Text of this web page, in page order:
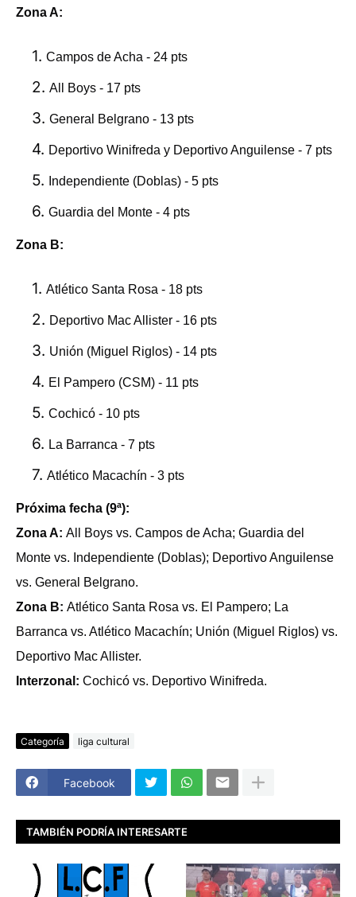
Zona A:
Campos de Acha - 24 pts
All Boys - 17 pts
General Belgrano - 13 pts
Deportivo Winifreda y Deportivo Anguilense - 7 pts
Independiente (Doblas) - 5 pts
Guardia del Monte - 4 pts
Zona B:
Atlético Santa Rosa - 18 pts
Deportivo Mac Allister - 16 pts
Unión (Miguel Riglos) - 14 pts
El Pampero (CSM) - 11 pts
Cochicó - 10 pts
La Barranca - 7 pts
Atlético Macachín - 3 pts
Próxima fecha (9ª):
Zona A: All Boys vs. Campos de Acha; Guardia del
Monte vs. Independiente (Doblas); Deportivo Anguilense
vs. General Belgrano.
Zona B: Atlético Santa Rosa vs. El Pampero; La
Barranca vs. Atlético Macachín; Unión (Miguel Riglos) vs.
Deportivo Mac Allister.
Interzonal: Cochicó vs. Deportivo Winifreda.
Categoría liga cultural
Facebook
TAMBIÉN PODRÍA INTERESARTE